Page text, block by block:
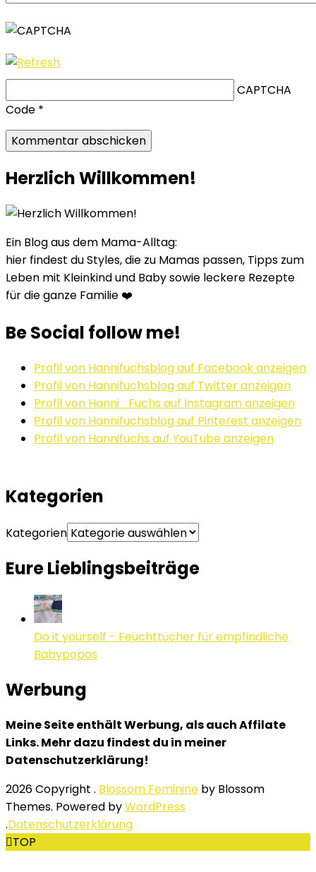
CAPTCHA
Code *
Herzlich Willkommen!
Ein Blog aus dem Mama-Alltag:
hier findest du Styles, die zu Mamas passen, Tipps zum
Leben mit Kleinkind und Baby sowie leckere Rezepte
für die ganze Familie ❤️
Be Social follow me!
Profil von Hannifuchsblog auf Facebook anzeigen
Profil von Hannifuchsblog auf Twitter anzeigen
Profil von Hanni_Fuchs auf Instagram anzeigen
Profil von Hannifuchsblog auf Pinterest anzeigen
Profil von Hannifuchs auf YouTube anzeigen
Kategorien
Kategorien
Eure Lieblingsbeiträge
Do it yourself - Feuchttücher für empfindliche
Babypopos
Werbung
Meine Seite enthält Werbung, als auch Affilate
Links. Mehr dazu findest du in meiner
Datenschutzerklärung!
2026 Copyright . Blossom Feminine by Blossom
Themes. Powered byWordPress
.Datenschutzerklärung
TOP